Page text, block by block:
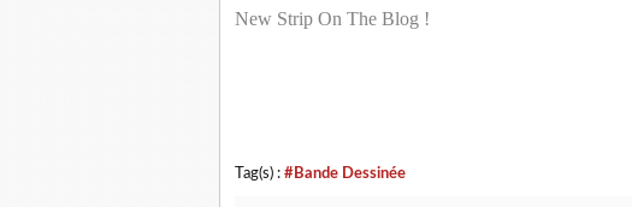
New Strip On The Blog !
Tag(s) : #Bande Dessinée